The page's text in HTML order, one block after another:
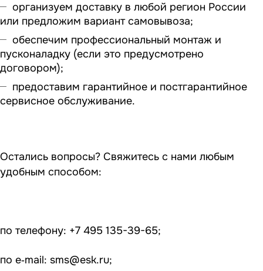
организуем доставку в любой регион России
или предложим вариант самовывоза;
обеспечим профессиональный монтаж и
пусконаладку (если это предусмотрено
договором);
предоставим гарантийное и постгарантийное
сервисное обслуживание.
Остались вопросы? Свяжитесь с нами любым
удобным способом:
по телефону: +7 495 135-39-65;
по e‑mail: sms@esk.ru;